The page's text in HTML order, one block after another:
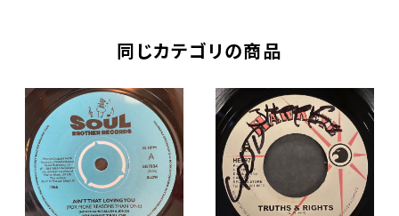
同じカテゴリの商品